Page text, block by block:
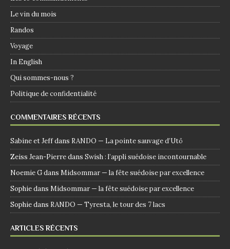
Le vin du mois
Randos
Voyage
In English
Qui sommes-nous ?
Politique de confidentialité
COMMENTAIRES RÉCENTS
Sabine et Jeffdans RANDO — La pointe sauvage d’Utö
Zeiss Jean-Pierredans Swish : l’appli suédoise incontournable
Noemie Gdans Midsommar — la fête suédoise par excellence
Sophiedans Midsommar — la fête suédoise par excellence
Sophiedans RANDO — Tyresta, le tour des 7 lacs
ARTICLES RÉCENTS